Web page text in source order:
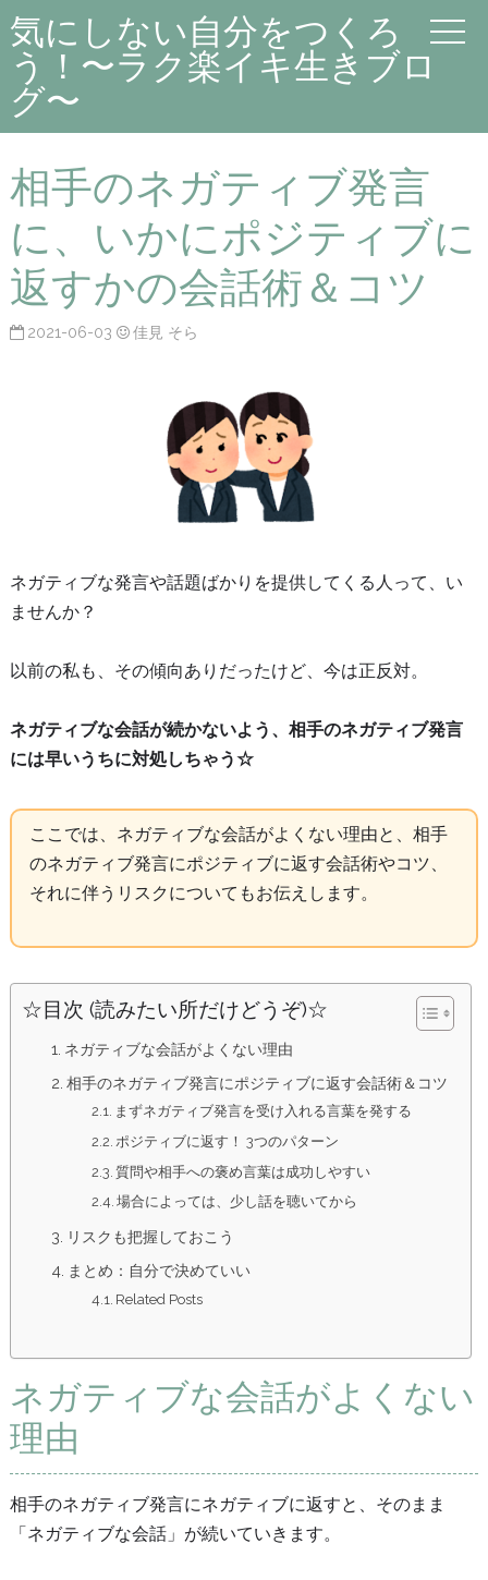
気にしない自分をつくろ
う！〜ラク楽イキ生きブロ
グ〜
相手のネガティブ発言
に、いかにポジティブに
返すかの会話術＆コツ
2021-06-03 佳見 そら
ネガティブな発言や話題ばかりを提供してくる人って、い
ませんか？
以前の私も、その傾向ありだったけど、今は正反対。
ネガティブな会話が続かないよう、相手のネガティブ発言
には早いうちに対処しちゃう☆
ここでは、ネガティブな会話がよくない理由と、相手
のネガティブ発言にポジティブに返す会話術やコツ、
それに伴うリスクについてもお伝えします。
☆目次 (読みたい所だけどうぞ)☆
ネガティブな会話がよくない理由
相手のネガティブ発言にポジティブに返す会話術＆コツ
まずネガティブ発言を受け入れる言葉を発する
ポジティブに返す！ 3つのパターン
質問や相手への褒め言葉は成功しやすい
場合によっては、少し話を聴いてから
リスクも把握しておこう
まとめ：自分で決めていい
Related Posts
ネガティブな会話がよくない
理由
相手のネガティブ発言にネガティブに返すと、そのまま
「ネガティブな会話」が続いていきます。